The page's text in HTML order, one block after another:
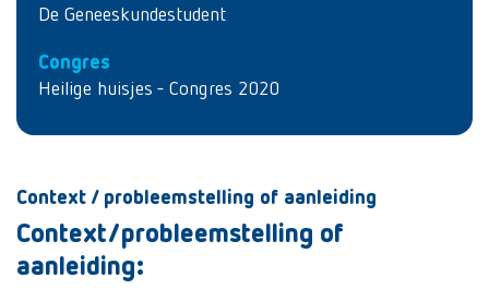
De Geneeskundestudent
Congres
Heilige huisjes - Congres 2020
Context / probleemstelling of aanleiding
Context/probleemstelling of
aanleiding: